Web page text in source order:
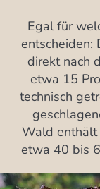
Egal für
entscheiden:
direkt nach
etwa 15
technisch
Wald
etwa 40 bis